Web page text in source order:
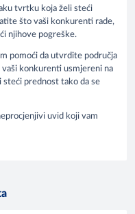
tvrtku koja želi steći
što vaši konkurenti rade,
njihove pogreške.
pomoći da utvrdite područja
konkurenti usmjereni na
steći prednost tako da se
uvid koji vam